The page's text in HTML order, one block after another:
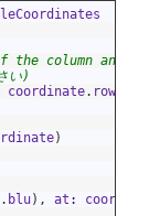
the column and
い)
coordinate. row
)
. blu) , at :